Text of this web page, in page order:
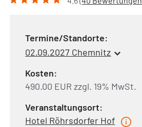
Termine/Standorte:
02.09.2027 Chemnitz
Kosten:
490.00 EUR zzgl. 19% MwSt.
Veranstaltungsort:
Hotel Röhrsdorfer Hof